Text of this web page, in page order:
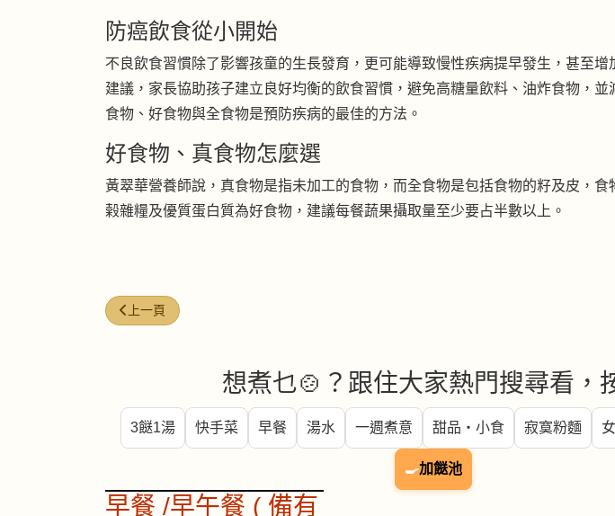
防癌飲食從小開始
不良飲食習慣除了影響孩童的生長發育，更可能導致慢性疾病提早發生，甚至增
建議，家長協助孩子建立良好均衡的飲食習慣，避免高糖量飲料、油炸食物，並
食物、好食物與全食物是預防疾病的最佳的方法。
好食物、真食物怎麼選
黃翠華營養師說，真食物是指未加工的食物，而全食物是包括食物的籽及皮，食
榖雜糧及優質蛋白質為好食物，建議每餐蔬果攝取量至少要占半數以上。
上一篇文章: 冷凍年菜怎麼買？ 大量結霜、血水恐變質
上一頁
想煮乜🍲？跟住大家熱門搜尋看，
3餸1湯 快手菜 早餐 湯水 一週煮意 甜品・小食 寂寞粉麵
🍳加餸池
早餐 /早午餐 ( 備有